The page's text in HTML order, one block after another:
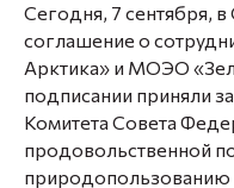
Сегодня, 7 сентября,
соглашение о
Арктика» и МОЭО
подписании приняли
Комитета Совета
продовольственной
природопользованию